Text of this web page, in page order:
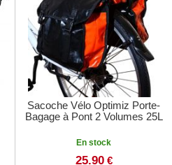
Sacoche Vélo Optimiz Porte-
Bagage à Pont 2 Volumes 25L
En stock
25.90 €